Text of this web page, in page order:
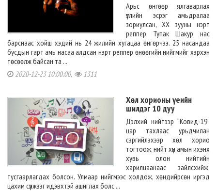
Арьс өнгөөр ялгаварлах
үзлийн эсрэг амьдралаа
зориулсан, XX зууны нэрт
реппер Тупак Шакур нас
барснаас хойш хэдий нь 24 жилийн хугацаа өнгөрчээ. 25 насандаа
бусдын гарт амь насаа алдсан нэрт реппер өнөөгийн нийгмийг хэрхэн
төсөөлж байсан та ...
2020-12-23 10:00:00, 1311
Хөл хорионы үеийн
шилдэг 10 дуу
Дэлхий нийтээр “Ковид-19”
цар тахлаас урьдчилан
сэргийлэхээр хөл хорио
тогтоож, нийт хүн амын ихэнх
хувь олон нийтийн
харилцаанаас зайлсхийж,
тусгаарлагдах болсон. Улмаар нийгмээс холдож, хөндийрсөн иргэд
цахим сүлжээг идэвхтэй ашиглах болс ...